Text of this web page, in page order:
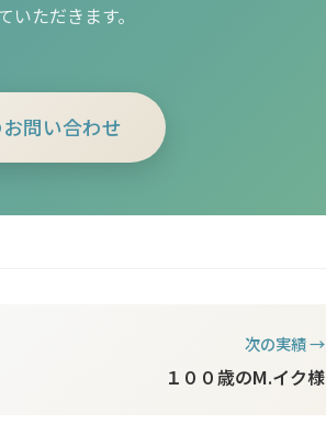
ただきます。
問い合わせ
次の実績 →
１００歳のM.イク様